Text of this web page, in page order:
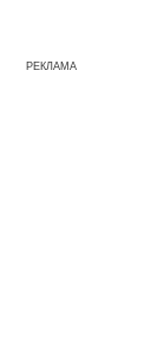
РЕКЛАМА